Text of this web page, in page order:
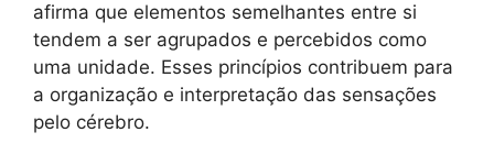
afirma que elementos semelhantes entre si
tendem a ser agrupados e percebidos como
uma unidade. Esses princípios contribuem para
a organização e interpretação das sensações
pelo cérebro.